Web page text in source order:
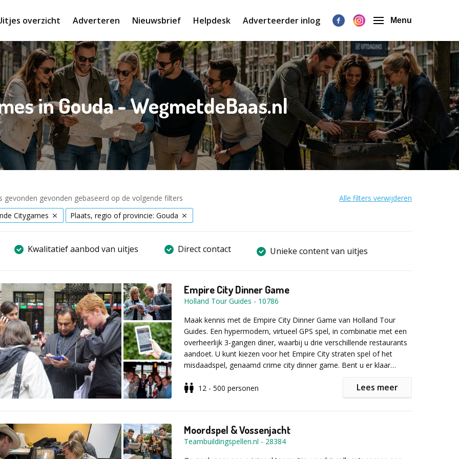
overzicht Adverteren Nieuwsbrief Helpdesk Adverteerder inlog Menu
in Gouda - WegmetdeBaas.nl
gevonden gevonden gebaseerd op de volgende filters
Alle filters verwijderen
Citygames
Plaats, regio of provincie: Gouda
Kwalitatief aanbod van uitjes Direct contact Unieke content van uitjes
Empire City Dinner Game
Holland Tour Guides - 10786
Maak kennis met de Empire City Dinner Game van Holland Tour
Guides. Een hypermodern, virtueel GPS spel, in combinatie met een
overheerlijk 3-gangen diner, waarbij u drie verschillende restaurants
aandoet. U kunt kiezen voor het Empire City straten spel of het
misdaadspel, genaamd crime city dinner game. Bent u er klaar
team slimmer en sneller dan de concurrentie dan zal uw
bankrekening het snelste groeien. Bent u de Donald Trump van de
Lage Landen?
12 - 500 personen Lees meer
Moordspel & Vossenjacht
Teambuildingspellen.nl - 28384